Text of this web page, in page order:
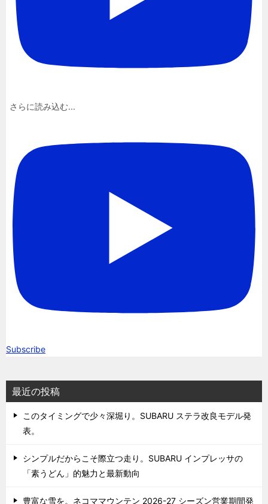
さらに読み込む...
Subscribe
最近の投稿
このタイミングで少々深堀り。SUBARU ステラ改良モデル発
表。
シンプルだからこそ際立つ走り。SUBARU インプレッサの
「素うどん」的魅力と最新動向
豊富な雪を。ネコママウンテン 2026-27 シーズン営業期間発